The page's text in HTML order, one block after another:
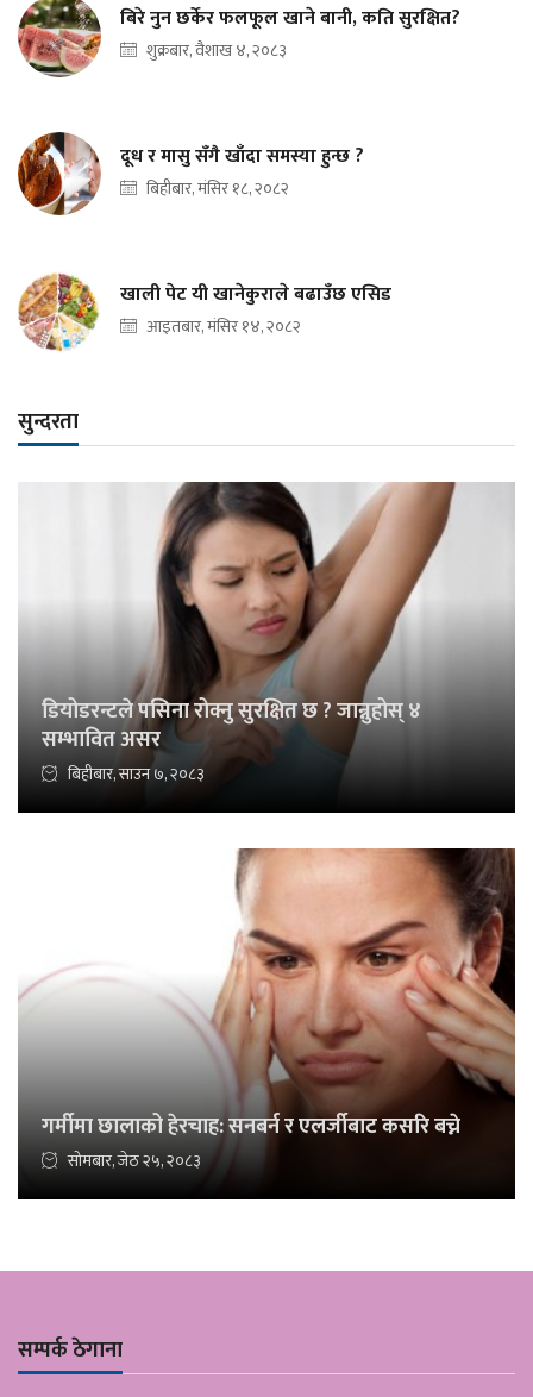
बिरे नुन छर्केर फलफूल खाने बानी, कति सुरक्षित?
शुक्रबार, वैशाख ४, २०८३
दूध र मासु सँगै खाँदा समस्या हुन्छ ?
बिहीबार, मंसिर १८, २०८२
खाली पेट यी खानेकुराले बढाउँछ एसिड
आइतबार, मंसिर १४, २०८२
सुन्दरता
डियोडरन्टले पसिना रोक्नु सुरक्षित छ ? जान्नुहोस् ४
सम्भावित असर
बिहीबार, साउन ७, २०८३
गर्मीमा छालाको हेरचाह: सनबर्न र एलर्जीबाट कसरि बच्ने
सोमबार, जेठ २५, २०८३
सम्पर्क ठेगाना